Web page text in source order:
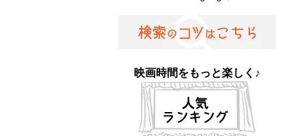
映画時間をもっと楽しく♪